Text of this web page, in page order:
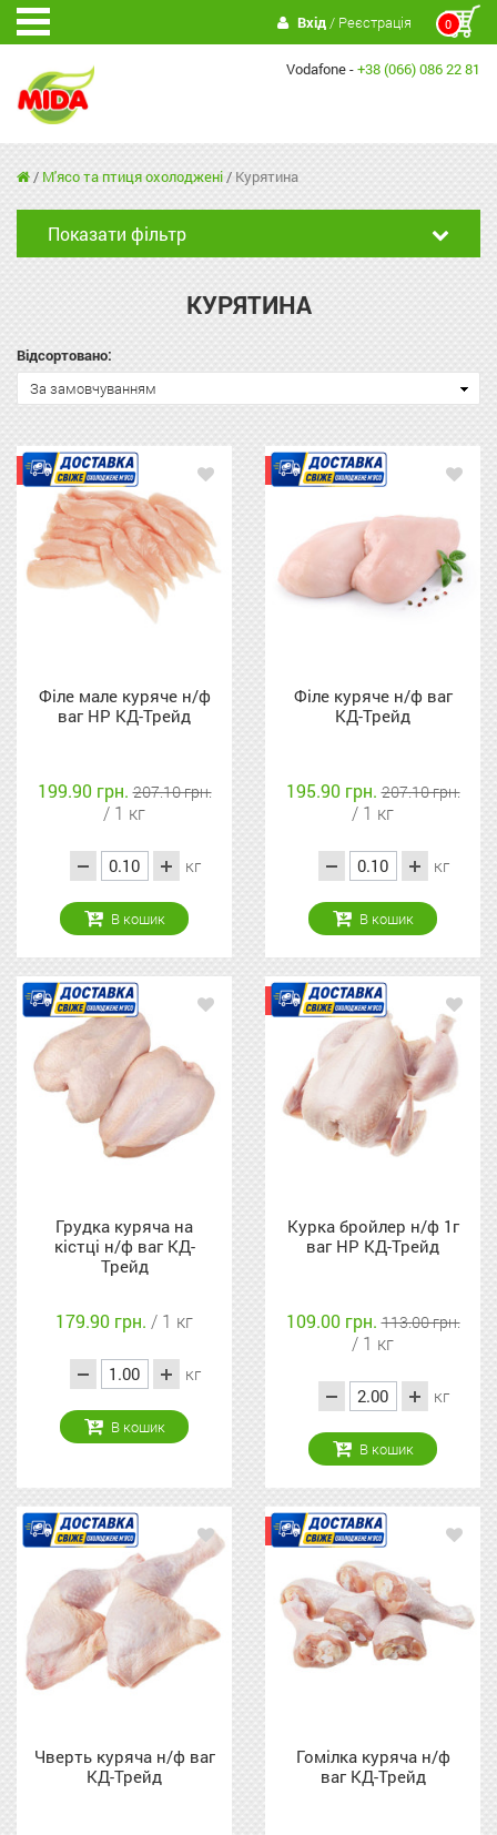
0
Вхід/ Реєстрація
Vodafone -+38 (066) 086 22 81
/ М'ясо та птиця охолоджені/ Курятина
Показати фільтр
КУРЯТИНА
Відсортовано:
За замовчуванням
Акція
Філе мале куряче н/ф
ваг НР КД-Трейд
199.90 грн.207.10 грн.
/ 1 кг
кг
В кошик
Акція
Філе куряче н/ф ваг
КД-Трейд
195.90 грн.207.10 грн.
/ 1 кг
кг
В кошик
Грудка куряча на
кістці н/ф ваг КД-
Трейд
179.90 грн. / 1 кг
кг
В кошик
Акція
Курка бройлер н/ф 1г
ваг НР КД-Трейд
109.00 грн.113.00 грн.
/ 1 кг
кг
В кошик
Чверть куряча н/ф ваг
КД-Трейд
Акція
Гомілка куряча н/ф
ваг КД-Трейд